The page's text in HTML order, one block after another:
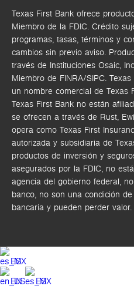
Texas First Bank ofrece
Miembro de la FDIC. Crédito
programas, tasas, términos y
cambios sin previo aviso.
través de Instituciones Osaic,
Miembro de FINRA/SIPC.
un nombre comercial de Texas
Texas First Bank no están
se ofrecen a través de Rust,
opera como Texas First
autorizada y subsidiaria de
productos de inversión y
asegurados por la FDIC, no
agencia del gobierno federal,
banco, no son una condición
bancaria y pueden perder valor.
ES
EN
ES